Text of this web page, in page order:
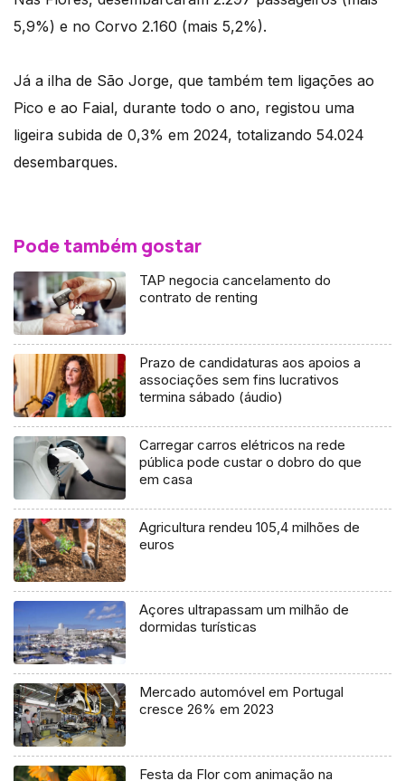
5,9%) e no Corvo 2.160 (mais 5,2%).
Já a ilha de São Jorge, que também tem ligações ao
Pico e ao Faial, durante todo o ano, registou uma
ligeira subida de 0,3% em 2024, totalizando 54.024
desembarques.
Pode também gostar
TAP negocia cancelamento do
contrato de renting
Prazo de candidaturas aos apoios a
associações sem fins lucrativos
termina sábado (áudio)
Carregar carros elétricos na rede
pública pode custar o dobro do que
em casa
Agricultura rendeu 105,4 milhões de
euros
Açores ultrapassam um milhão de
dormidas turísticas
Mercado automóvel em Portugal
cresce 26% em 2023
Festa da Flor com animação na